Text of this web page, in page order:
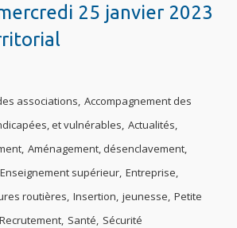
25 janvier 2023
associations, Accompagnement des
et vulnérables, Actualités,
, Aménagement, désenclavement,
Enseignement supérieur, Entreprise,
routières, Insertion, jeunesse, Petite
Recrutement, Santé, Sécurité